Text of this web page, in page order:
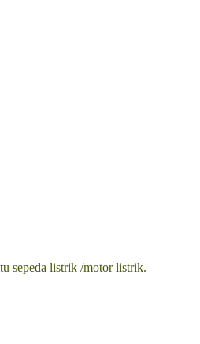
sepeda listrik /motor listrik.